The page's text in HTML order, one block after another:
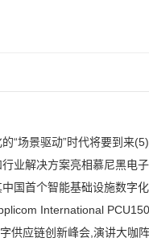
“场景驱动”时代将要到来(5)